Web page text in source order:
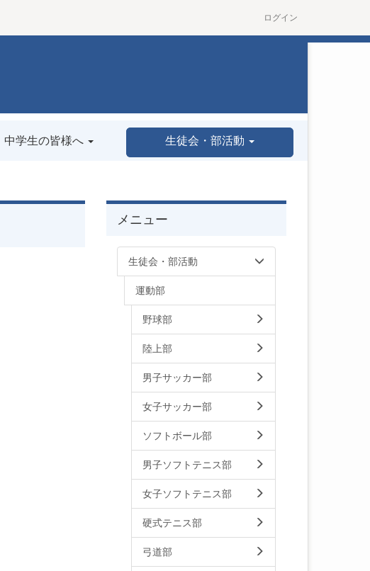
ログイン
中学生の皆様へ 生徒会・部活動
メニュー
生徒会・部活動
運動部
野球部
陸上部
男子サッカー部
女子サッカー部
ソフトボール部
男子ソフトテニス部
女子ソフトテニス部
硬式テニス部
弓道部